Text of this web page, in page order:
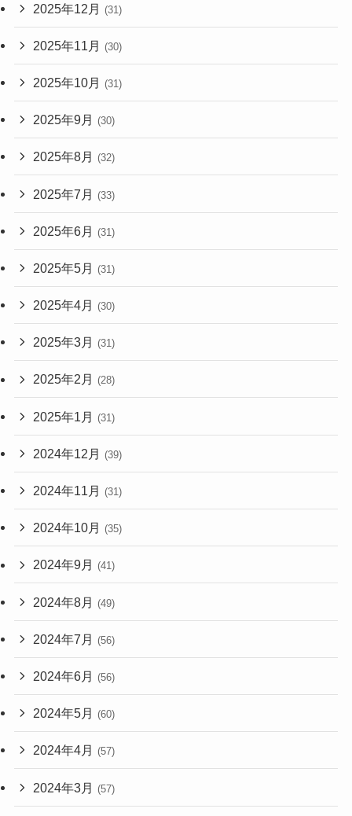
2025年12月 (31)
2025年11月 (30)
2025年10月 (31)
2025年9月 (30)
2025年8月 (32)
2025年7月 (33)
2025年6月 (31)
2025年5月 (31)
2025年4月 (30)
2025年3月 (31)
2025年2月 (28)
2025年1月 (31)
2024年12月 (39)
2024年11月 (31)
2024年10月 (35)
2024年9月 (41)
2024年8月 (49)
2024年7月 (56)
2024年6月 (56)
2024年5月 (60)
2024年4月 (57)
2024年3月 (57)